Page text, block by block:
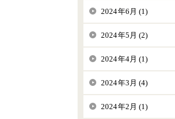
2024年6月 (1)
2024年5月 (2)
2024年4月 (1)
2024年3月 (4)
2024年2月 (1)